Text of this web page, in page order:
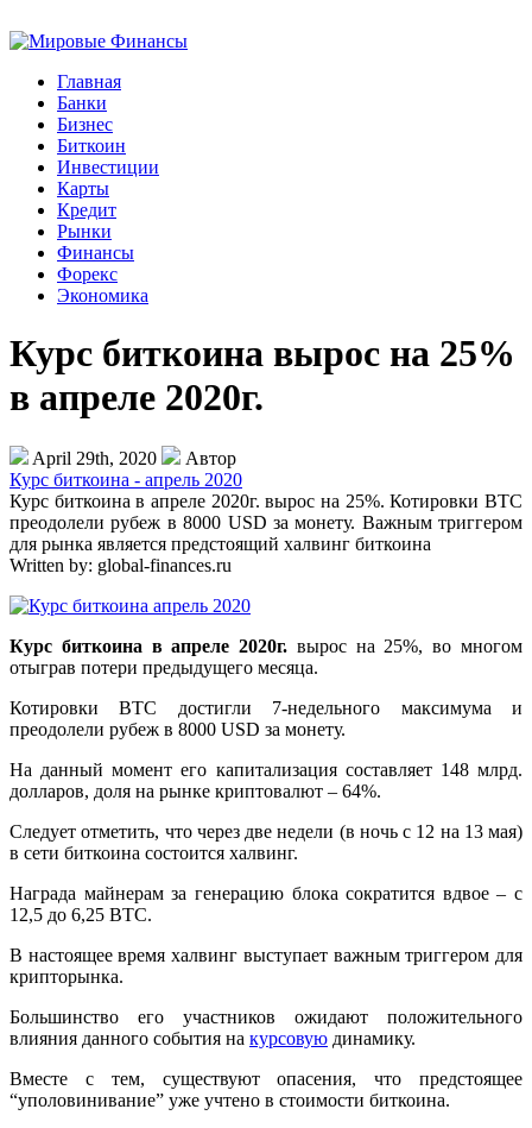
Главная
Банки
Бизнес
Биткоин
Инвестиции
Карты
Кредит
Рынки
Финансы
Форекс
Экономика
Курс биткоина вырос на 25%
в апреле 2020г.
April 29th, 2020
Автор
Курс биткоина - апрель 2020
Курс биткоина в апреле 2020г. вырос на 25%. Котировки BTC
преодолели рубеж в 8000 USD за монету. Важным триггером
для рынка является предстоящий халвинг биткоина
Written by: global-finances.ru
Курс биткоина в апреле 2020г. вырос на 25%, во многом
отыграв потери предыдущего месяца.
Котировки BTC достигли 7-недельного максимума и
преодолели рубеж в 8000 USD за монету.
На данный момент его капитализация составляет 148 млрд.
долларов, доля на рынке криптовалют – 64%.
Следует отметить, что через две недели (в ночь с 12 на 13 мая)
в сети биткоина состоится халвинг.
Награда майнерам за генерацию блока сократится вдвое – с
12,5 до 6,25 BTC.
В настоящее время халвинг выступает важным триггером для
крипторынка.
Большинство его участников ожидают положительного
влияния данного события на курсовую динамику.
Вместе с тем, существуют опасения, что предстоящее
“уполовинивание” уже учтено в стоимости биткоина.